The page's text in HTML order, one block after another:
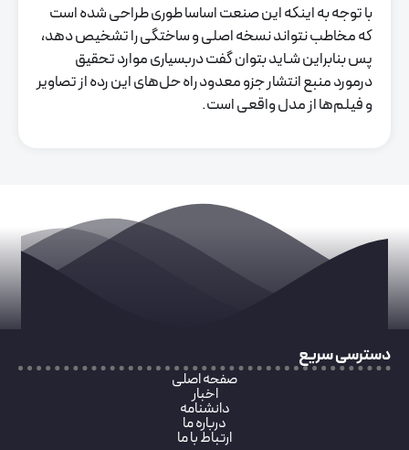
با توجه به اینکه این صنعت اساسا طوری طراحی شده است
که مخاطب نتواند نسخه اصلی و ساختگی را تشخیص دهد،
پس بنابراین شـاید بتوان گفت دربسیاری موارد تحقیق
درمورد منبع انتشار جزو معدود راه حل‌های این رده از تصاویر
و فیلم‌ها از مدل واقعی است.
دسترسی سریع
صفحه اصلی
اخبار
دانشنامه
درباره ما
ارتباط با ما